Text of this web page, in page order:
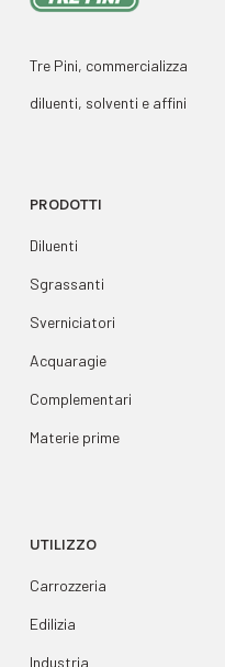
Tre Pini, commercializza
diluenti, solventi e affini
PRODOTTI
Diluenti
Sgrassanti
Sverniciatori
Acquaragie
Complementari
Materie prime
UTILIZZO
Carrozzeria
Edilizia
Industria